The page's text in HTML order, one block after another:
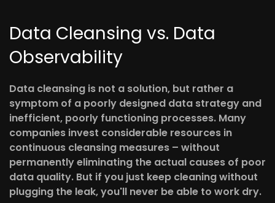
Data Cleansing vs. Data
Observability
Data cleansing is not a solution, but rather a
symptom of a poorly designed data strategy and
inefficient, poorly functioning processes. Many
companies invest considerable resources in
continuous cleansing measures – without
permanently eliminating the actual causes of poor
data quality. But if you just keep cleaning without
plugging the leak, you'll never be able to work dry.